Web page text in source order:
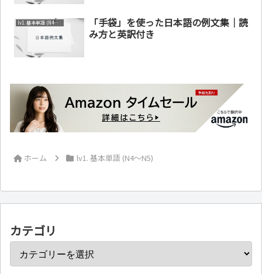
lv1. 基本単語 (N4～N5)
「手袋」を使った日本語の例文集｜読
み方と英訳付き
ホーム lv1. 基本単語 (N4～N5)
カテゴリ